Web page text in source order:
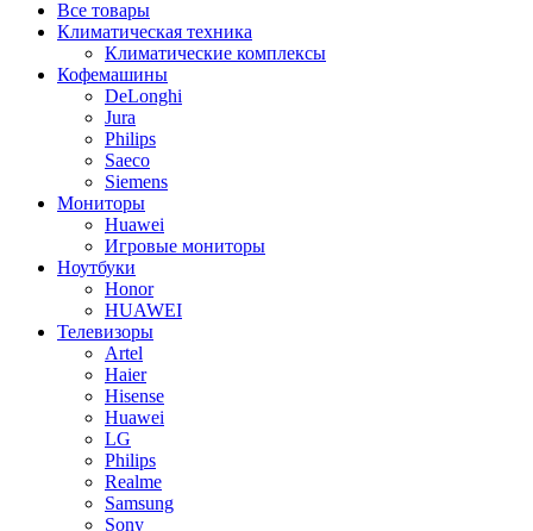
Все товары
Климатическая техника
Климатические комплексы
Кофемашины
DeLonghi
Jura
Philips
Saeco
Siemens
Мониторы
Huawei
Игровые мониторы
Ноутбуки
Honor
HUAWEI
Телевизоры
Artel
Haier
Hisense
Huawei
LG
Philips
Realme
Samsung
Sony